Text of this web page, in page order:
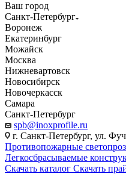
Ваш город
Санкт-Петербург
Воронеж
Екатеринбург
Можайск
Москва
Нижневартовск
Новосибирск
Новочеркасск
Самара
Санкт-Петербург
spb@inoxprofile.ru
г. Санкт-Петербург, ул.
Противопожарные
Легкосбрасываемые
Скачать каталог Скачать